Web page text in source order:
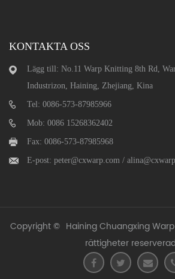
KONTAKTA OSS
Lägg till: No.11 Warp Knitting 8th Rd,
Industrizon, Haining, Zhejiang, Kina
Tel: 0086-573-87985966
Mob: 0086 15268362402
Fax: 0086-573-87985968
E-post: peter@cxwarp.com /
Copyright © Haining Chuangxing
rättigheter